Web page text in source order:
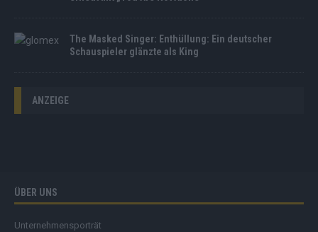
The Masked Singer: Enthüllung: Ein deutscher
Schauspieler glänzte als King
ANZEIGE
ÜBER UNS
Unternehmensporträt